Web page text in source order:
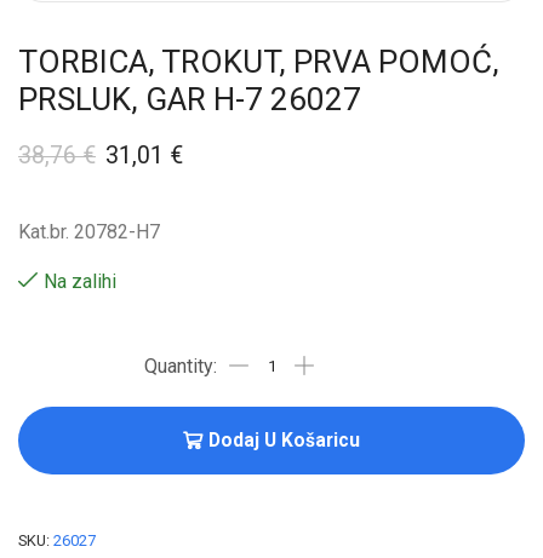
TORBICA, TROKUT, PRVA POMOĆ,
PRSLUK, GAR H-7 26027
38,76€ 31,01 €
Kat.br. 20782-H7
Na zalihi
Dodaj U Košaricu
SKU: 26027